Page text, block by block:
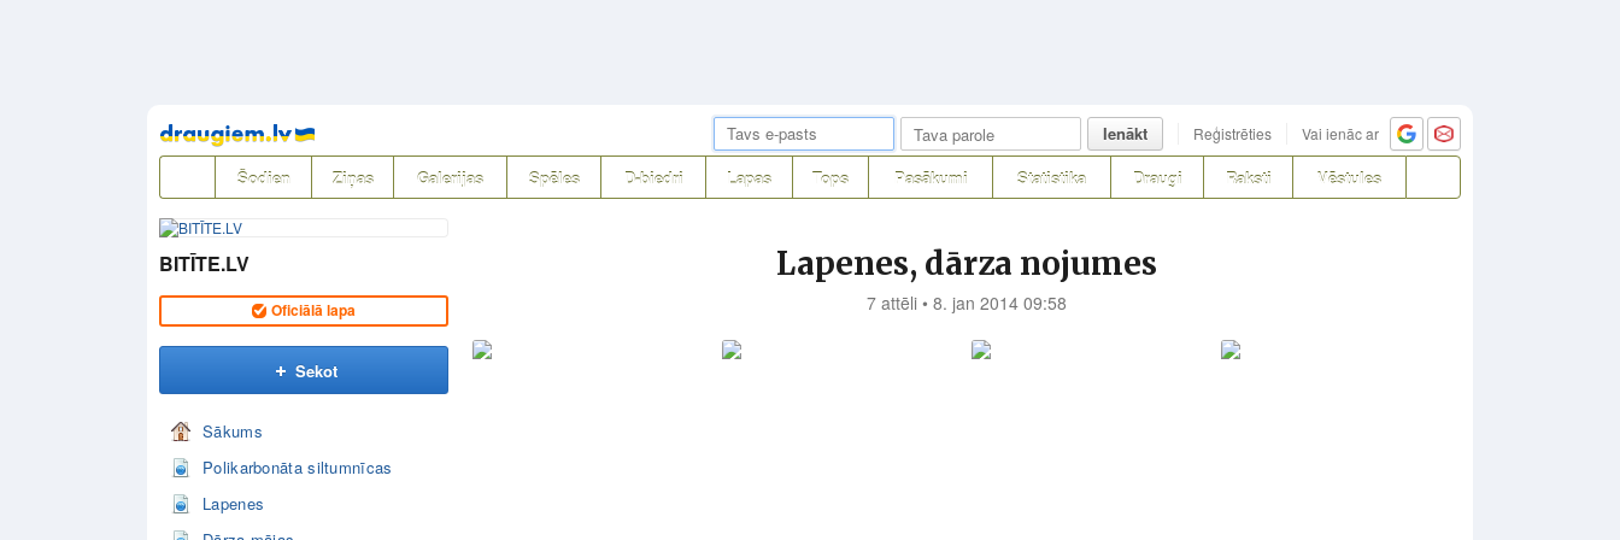
Pāriet
uz
saturu
Ienākt Reģistrēties Vai ienāc ar
Šodien Ziņas Galerijas Spēles D-biedri Lapas Tops Pasākumi Statistika Draugi Raksti Vēstules
BITĪTE.LV
Oficiālā lapa
Sekot
Sākums
Polikarbonāta siltumnīcas
Lapenes
Lapenes, dārza nojumes
7 attēli • 8. jan 2014 09:58